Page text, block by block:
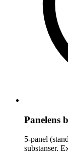
Panelens
5-panel
substanser.